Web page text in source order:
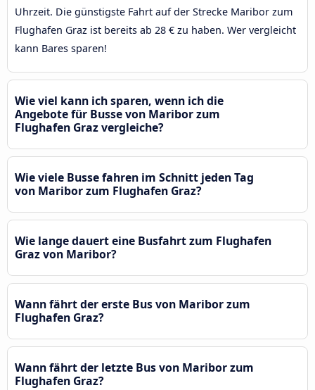
Uhrzeit. Die günstigste Fahrt auf der Strecke Maribor zum
Flughafen Graz ist bereits ab 28 € zu haben. Wer vergleicht
kann Bares sparen!
Wie viel kann ich sparen, wenn ich die
Angebote für Busse von Maribor zum
Flughafen Graz vergleiche?
Wie viele Busse fahren im Schnitt jeden Tag
von Maribor zum Flughafen Graz?
Wie lange dauert eine Busfahrt zum Flughafen
Graz von Maribor?
Wann fährt der erste Bus von Maribor zum
Flughafen Graz?
Wann fährt der letzte Bus von Maribor zum
Flughafen Graz?